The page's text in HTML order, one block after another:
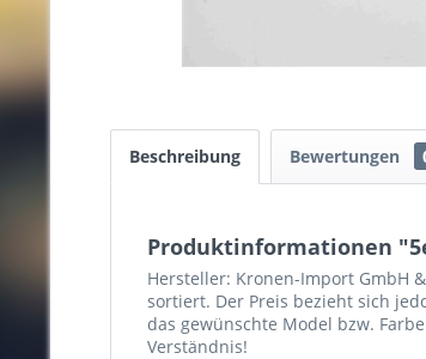
Beschreibung Bewertungen
Produktinformationen
Hersteller: Kronen-Import GmbH
sortiert. Der Preis bezieht sich
das gewünschte Model bzw.
Verständnis!